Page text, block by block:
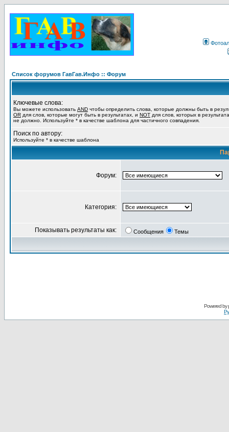
Список форумов ГавГав.Инфо :: Форум
Ключевые слова:
Вы можете использовать AND чтобы определить слова, которые должны быть в
OR для слов, которые могут быть в результатах, и NOT для слов, которых в
не должно. Используйте * в качестве шаблона для частичного совпадения.
Поиск по автору:
Используйте * в качестве шаблона
Форум:
Категория:
Показывать результаты как: Сообщения Темы
Powered by